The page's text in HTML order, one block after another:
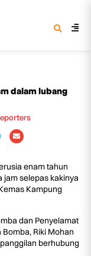
dalam lubang
enam tahun
jam selepas kakinya
Kampung
dan Penyelamat
Bomba, Riki Mohan
berhubung